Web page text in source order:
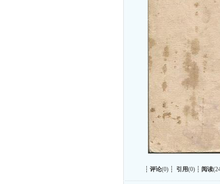
┆ 评论(0) ┆ 引用(0) ┆ 阅读